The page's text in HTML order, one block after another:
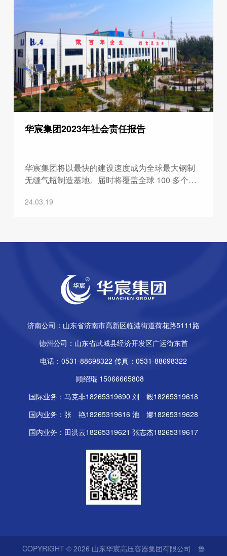
华宸集团2023年社会责任报告
华宸集团将以最快的建设速度成为全球最大钢制
无缝气瓶制造基地。届时将覆盖全球 100 多个国
上。
24.03.19
济南公司：山东省济南市高新区临港街道荷花路5111路
德州公司：山东省武城县经济开发区广运街东首
电话： 0531-88698322 传真：0531-88698322
顾绍琨 15066665808
国际业务：马克非18265319690 刘 毅18265319618
国内业务：张 艳18265319616 池 娜18265319628
国内业务：田洪云18265319621 张志杰18265319617
COPYRIGHT © 2026 山东华宸高压容器集团有限公司 鲁